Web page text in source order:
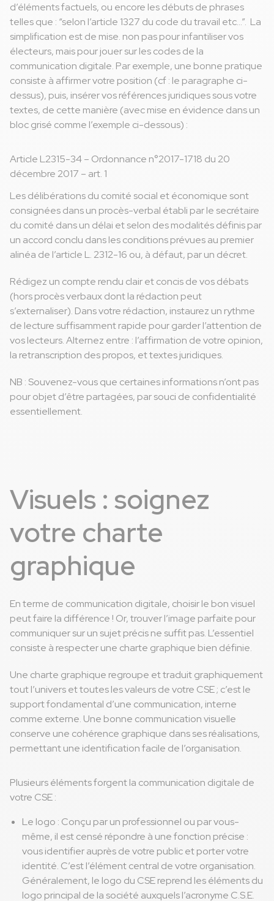
d’éléments factuels, ou encore les débuts de phrases
telles que : “selon l’article 1327 du code du travail etc…”. La
simplification est de mise. non pas pour infantiliser vos
électeurs, mais pour jouer sur les codes de la
communication digitale. Par exemple, une bonne pratique
consiste à affirmer votre position (cf : le paragraphe ci-
dessus), puis, insérer vos références juridiques sous votre
textes, de cette manière (avec mise en évidence dans un
bloc grisé comme l’exemple ci-dessous) :
Article L2315-34 – Ordonnance n°2017-1718 du 20
décembre 2017 – art. 1
Les délibérations du comité social et économique sont
consignées dans un procès-verbal établi par le secrétaire
du comité dans un délai et selon des modalités définis par
un accord conclu dans les conditions prévues au premier
alinéa de l’article L. 2312-16 ou, à défaut, par un décret.
Rédigez un compte rendu clair et concis de vos débats
(hors procès verbaux dont la rédaction peut
s’externaliser). Dans votre rédaction, instaurez un rythme
de lecture suffisamment rapide pour garder l’attention de
vos lecteurs. Alternez entre : l’affirmation de votre opinion,
la retranscription des propos, et textes juridiques.
NB : Souvenez-vous que certaines informations n’ont pas
pour objet d’être partagées, par souci de confidentialité
essentiellement.
Visuels : soignez
votre charte
graphique
En terme de communication digitale, choisir le bon visuel
peut faire la différence ! Or, trouver l’image parfaite pour
communiquer sur un sujet précis ne suffit pas. L’essentiel
consiste à respecter une charte graphique bien définie.
Une charte graphique regroupe et traduit graphiquement
tout l’univers et toutes les valeurs de votre CSE ; c’est le
support fondamental d’une communication, interne
comme externe. Une bonne communication visuelle
conserve une cohérence graphique dans ses réalisations,
permettant une identification facile de l’organisation.
Plusieurs éléments forgent la communication digitale de
votre CSE :
Le logo : Conçu par un professionnel ou par vous-
même, il est censé répondre à une fonction précise :
vous identifier auprès de votre public et porter votre
identité. C’est l’élément central de votre organisation.
Généralement, le logo du CSE reprend les éléments du
logo principal de la société auxquels l’acronyme C.S.E.